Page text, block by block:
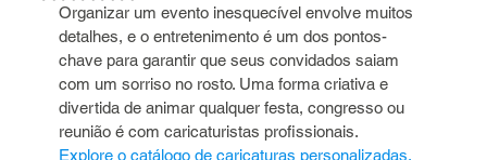
Organizar um evento inesquecível envolve muitos
detalhes, e o entretenimento é um dos pontos-
chave para garantir que seus convidados saiam
com um sorriso no rosto. Uma forma criativa e
divertida de animar qualquer festa, congresso ou
reunião é com caricaturistas profissionais.
Explore o catálogo de caricaturas personalizadas.